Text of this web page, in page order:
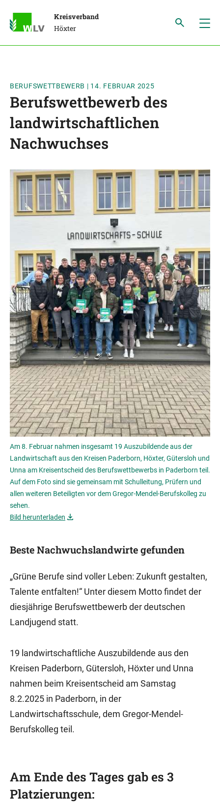
Kreisverband
Höxter
BERUFSWETTBEWERB | 14. FEBRUAR 2025
Berufswettbewerb des
landwirtschaftlichen
Nachwuchses
Am 8. Februar nahmen insgesamt 19 Auszubildende aus der
Landwirtschaft aus den Kreisen Paderborn, Höxter, Gütersloh und
Unna am Kreisentscheid des Berufswettbewerbs in Paderborn teil.
Auf dem Foto sind sie gemeinsam mit Schulleitung, Prüfern und
allen weiteren Beteiligten vor dem Gregor-Mendel-Berufskolleg zu
sehen.
Bild herunterladen
Beste Nachwuchslandwirte gefunden
„Grüne Berufe sind voller Leben: Zukunft gestalten,
Talente entfalten!“ Unter diesem Motto findet der
diesjährige Berufswettbewerb der deutschen
Landjugend statt.
19 landwirtschaftliche Auszubildende aus den
Kreisen Paderborn, Gütersloh, Höxter und Unna
nahmen beim Kreisentscheid am Samstag
8.2.2025 in Paderborn, in der
Landwirtschaftsschule, dem Gregor-Mendel-
Berufskolleg teil.
Am Ende des Tages gab es 3
Platzierungen: